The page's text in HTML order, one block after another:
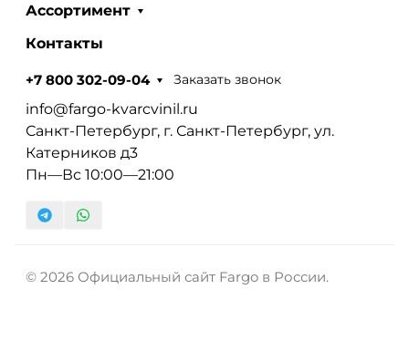
Ассортимент
Контакты
+7 800 302-09-04 Заказать звонок
info@fargo-kvarcvinil.ru
Санкт-Петербург, г. Санкт-Петербург, ул.
Катерников д3
Пн—Вс 10:00—21:00
© 2026 Официальный сайт Fargo в России.